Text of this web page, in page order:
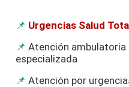
Urgencias Salud
Atención ambulatoria
especializada
Atención por